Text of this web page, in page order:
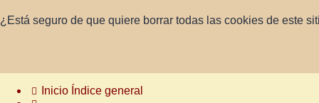
¿Está seguro de que quiere borrar todas las cookies de este
Inicio Índice general